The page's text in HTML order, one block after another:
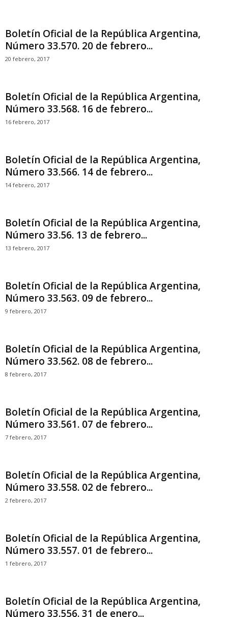
Boletín Oficial de la República Argentina,
Número 33.570. 20 de febrero...
20 febrero, 2017
Boletín Oficial de la República Argentina,
Número 33.568. 16 de febrero...
16 febrero, 2017
Boletín Oficial de la República Argentina,
Número 33.566. 14 de febrero...
14 febrero, 2017
Boletín Oficial de la República Argentina,
Número 33.56. 13 de febrero...
13 febrero, 2017
Boletín Oficial de la República Argentina,
Número 33.563. 09 de febrero...
9 febrero, 2017
Boletín Oficial de la República Argentina,
Número 33.562. 08 de febrero...
8 febrero, 2017
Boletín Oficial de la República Argentina,
Número 33.561. 07 de febrero...
7 febrero, 2017
Boletín Oficial de la República Argentina,
Número 33.558. 02 de febrero...
2 febrero, 2017
Boletín Oficial de la República Argentina,
Número 33.557. 01 de febrero...
1 febrero, 2017
Boletín Oficial de la República Argentina,
Número 33.556. 31 de enero...